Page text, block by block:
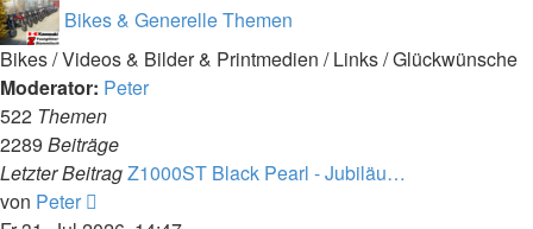
Bikes & Generelle Themen
Bikes / Videos & Bilder & Printmedien / Links / Glückwünsche
Moderator: Peter
522 Themen
2289 Beiträge
Letzter BeitragZ1000ST Black Pearl - Jubiläu…
von Peter